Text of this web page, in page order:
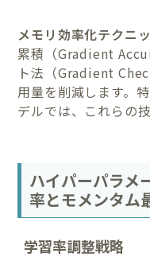
メモリ効率化テクニ
累積（Gradient
ト法（Gradient
用量を削減します。
デルでは、これらの
ハイパーパラメ
率とモメンタム
学習率調整戦略